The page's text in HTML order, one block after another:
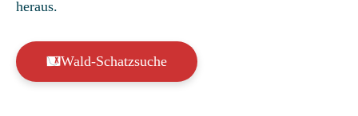
heraus.
Wald-Schatzsuche